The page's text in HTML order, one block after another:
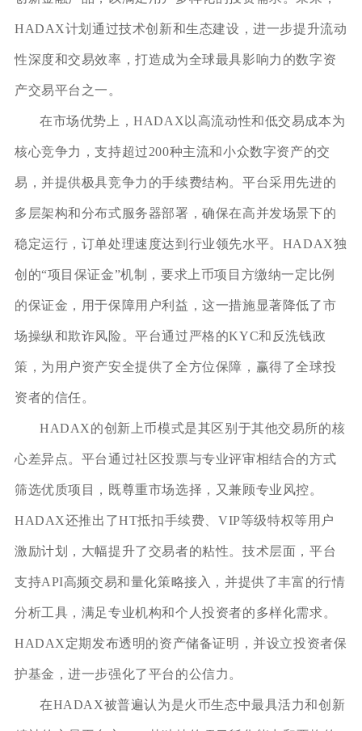
HADAX计划通过技术创新和生态建设，进一步提升流动
性深度和交易效率，打造成为全球最具影响力的数字资
产交易平台之一。
在市场优势上，HADAX以高流动性和低交易成本为
核心竞争力，支持超过200种主流和小众数字资产的交
易，并提供极具竞争力的手续费结构。平台采用先进的
多层架构和分布式服务器部署，确保在高并发场景下的
稳定运行，订单处理速度达到行业领先水平。HADAX独
创的“项目保证金”机制，要求上币项目方缴纳一定比例
的保证金，用于保障用户利益，这一措施显著降低了市
场操纵和欺诈风险。平台通过严格的KYC和反洗钱政
策，为用户资产安全提供了全方位保障，赢得了全球投
资者的信任。
HADAX的创新上币模式是其区别于其他交易所的核
心差异点。平台通过社区投票与专业评审相结合的方式
筛选优质项目，既尊重市场选择，又兼顾专业风控。
HADAX还推出了HT抵扣手续费、VIP等级特权等用户
激励计划，大幅提升了交易者的粘性。技术层面，平台
支持API高频交易和量化策略接入，并提供了丰富的行情
分析工具，满足专业机构和个人投资者的多样化需求。
HADAX定期发布透明的资产储备证明，并设立投资者保
护基金，进一步强化了平台的公信力。
在HADAX被普遍认为是火币生态中最具活力和创新